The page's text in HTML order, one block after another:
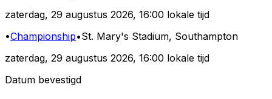
zaterdag, 29 augustus 2026, 16:00 lokale tijd
•Championship•St. Mary's Stadium, Southampton
zaterdag, 29 augustus 2026, 16:00 lokale tijd
Datum bevestigd